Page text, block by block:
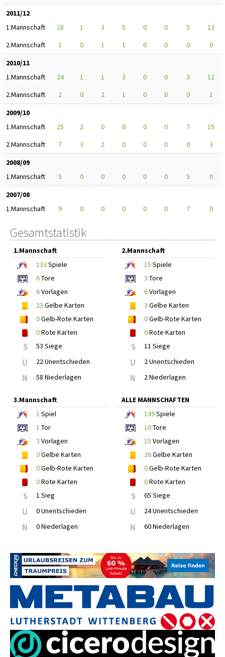
2011/12
1.Mannschaft
28 1 3 5 0 0 5
13
2.Mannschaft
1 0 1 1 0 0 0
0
2010/11
1.Mannschaft
24 1 1 3 0 0 3
12
2.Mannschaft
2 0 2 1 0 0 0
1
2009/10
1.Mannschaft
25 2 0 6 0 0 7
15
2.Mannschaft
7 3 2 0 0 0 0
3
2008/09
1.Mannschaft
5 0 0 0 0 0 5
0
2007/08
1.Mannschaft
9 0 0 0 0 0 7 0
Gesamtstatistik
1.Mannschaft
133 Spiele
6Tore
6Vorlagen
23 Gelbe Karten
0Gelb-Rote Karten
0Rote Karten
S 53 Siege
U 22 Unentschieden
N 58 Niederlagen
2.Mannschaft
15 Spiele
3 Tore
6Vorlagen
3 Gelbe Karten
0Gelb-Rote Karten
0Rote Karten
S 11 Siege
U 2 Unentschieden
N 2 Niederlagen
3.Mannschaft
1 Spiel
1 Tor
3 Vorlagen
0Gelbe Karten
0Gelb-Rote Karten
0Rote Karten
S 1 Sieg
U 0 Unentschieden
N 0 Niederlagen
ALLE MANNSCHAFTEN
149Spiele
10Tore
15 Vorlagen
26Gelbe Karten
0Gelb-Rote Karten
0Rote Karten
S 65 Siege
U 24 Unentschieden
N 60 Niederlagen